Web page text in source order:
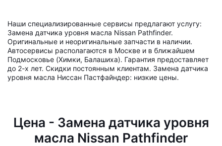
Наши специализированные сервисы предлагают услугу:
Замена датчика уровня масла Nissan Pathfinder.
Оригинальные и неоригинальные запчасти в наличии.
Автосервисы располагаются в Москве и в ближайшем
Подмосковье (Химки, Балашиха). Гарантия предоставляет
до 2-х лет. Скидки постоянным клиентам. Замена датчика
уровня масла Ниссан Пастфайндер: низкие цены.
Цена - Замена датчика уровня
масла Nissan Pathfinder